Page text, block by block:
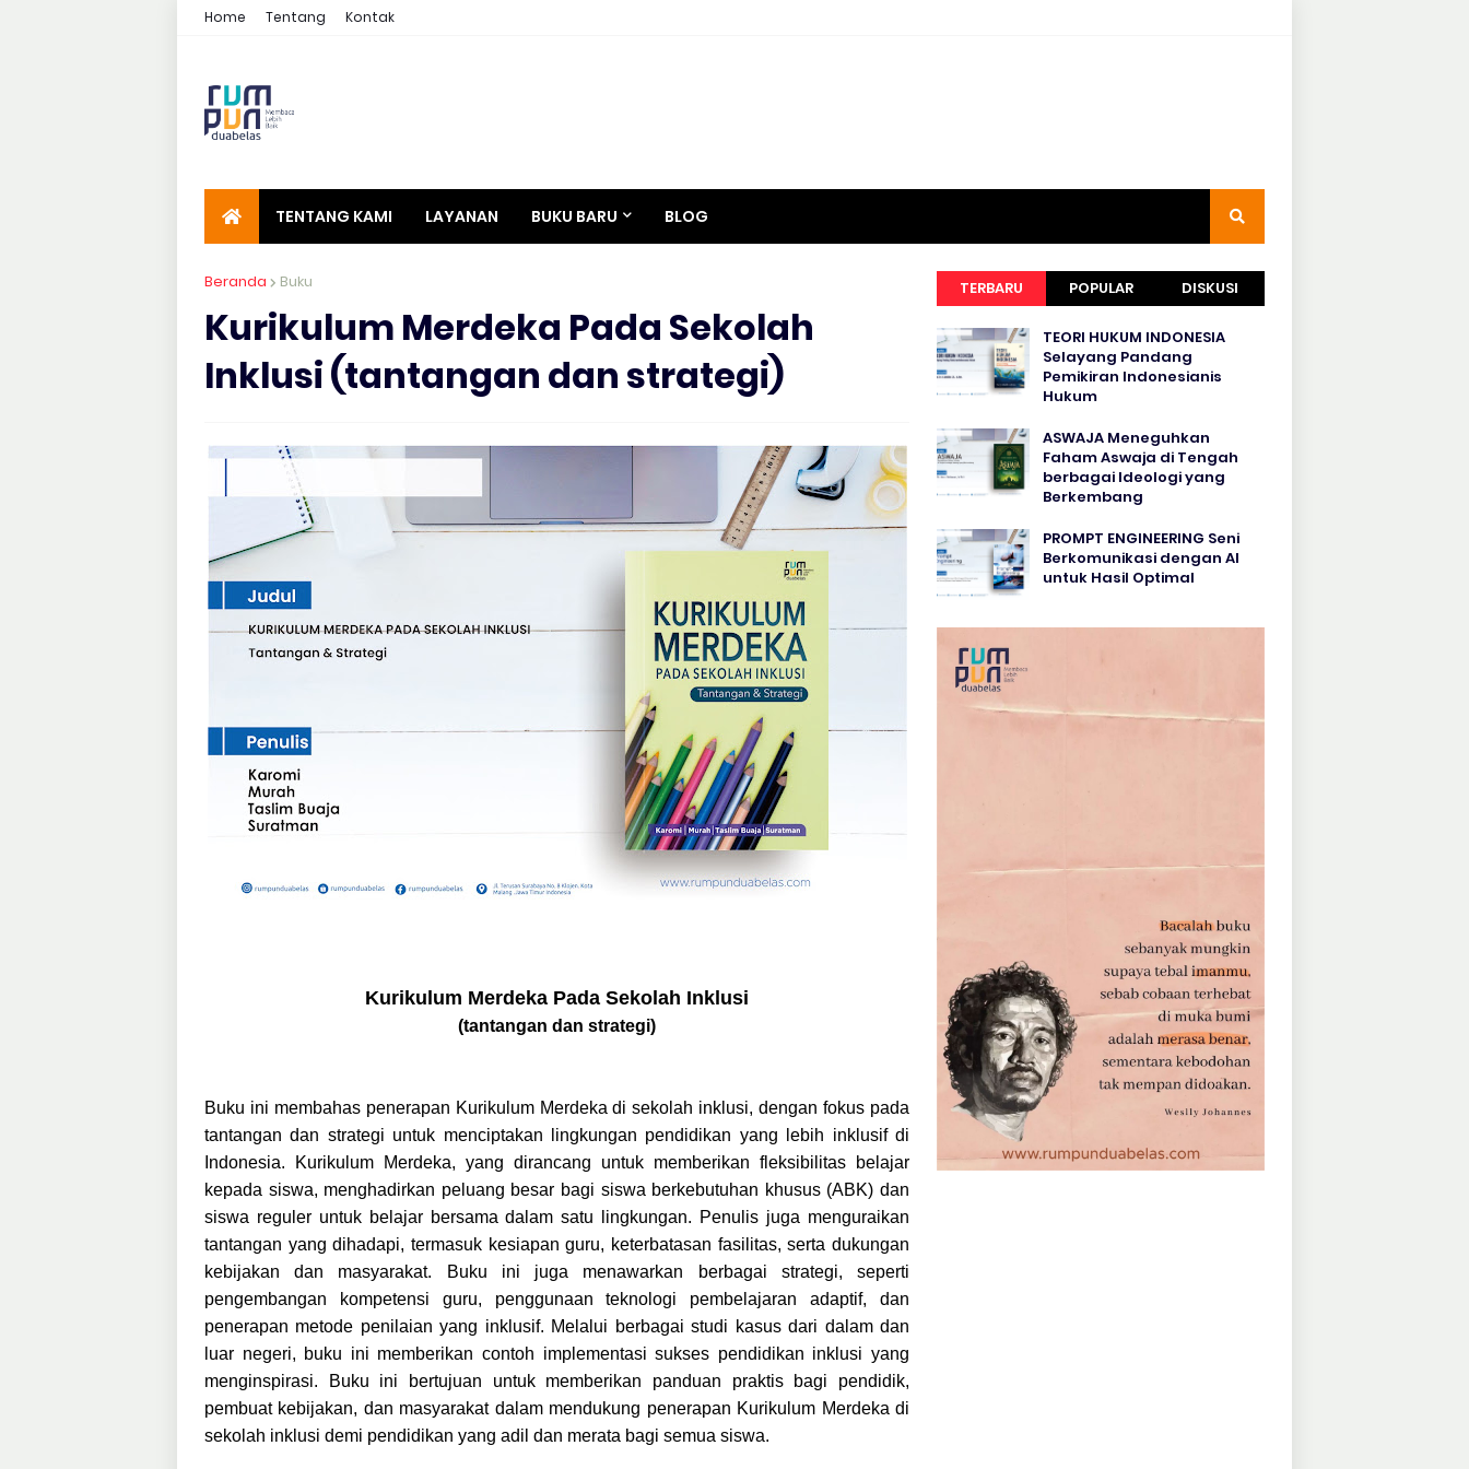
Home Tentang Kontak
TENTANG KAMI LAYANAN BUKU BARU BLOG
Beranda Buku
Kurikulum Merdeka Pada Sekolah
Inklusi (tantangan dan strategi)
Kurikulum Merdeka Pada Sekolah Inklusi
(tantangan dan strategi)
Buku ini membahas penerapan Kurikulum Merdeka di sekolah inklusi, dengan fokus pada
tantangan dan strategi untuk menciptakan lingkungan pendidikan yang lebih inklusif di
Indonesia. Kurikulum Merdeka, yang dirancang untuk memberikan fleksibilitas belajar
kepada siswa, menghadirkan peluang besar bagi siswa berkebutuhan khusus (ABK) dan
siswa reguler untuk belajar bersama dalam satu lingkungan. Penulis juga menguraikan
tantangan yang dihadapi, termasuk kesiapan guru, keterbatasan fasilitas, serta dukungan
kebijakan dan masyarakat. Buku ini juga menawarkan berbagai strategi, seperti
pengembangan kompetensi guru, penggunaan teknologi pembelajaran adaptif, dan
penerapan metode penilaian yang inklusif. Melalui berbagai studi kasus dari dalam dan
luar negeri, buku ini memberikan contoh implementasi sukses pendidikan inklusi yang
menginspirasi. Buku ini bertujuan untuk memberikan panduan praktis bagi pendidik,
pembuat kebijakan, dan masyarakat dalam mendukung penerapan Kurikulum Merdeka di
sekolah inklusi demi pendidikan yang adil dan merata bagi semua siswa.
TERBARU POPULAR DISKUSI
TEORI HUKUM INDONESIA
Selayang Pandang
Pemikiran Indonesianis
Hukum
ASWAJA Meneguhkan
Faham Aswaja di Tengah
berbagai Ideologi yang
Berkembang
PROMPT ENGINEERING Seni
Berkomunikasi dengan AI
untuk Hasil Optimal